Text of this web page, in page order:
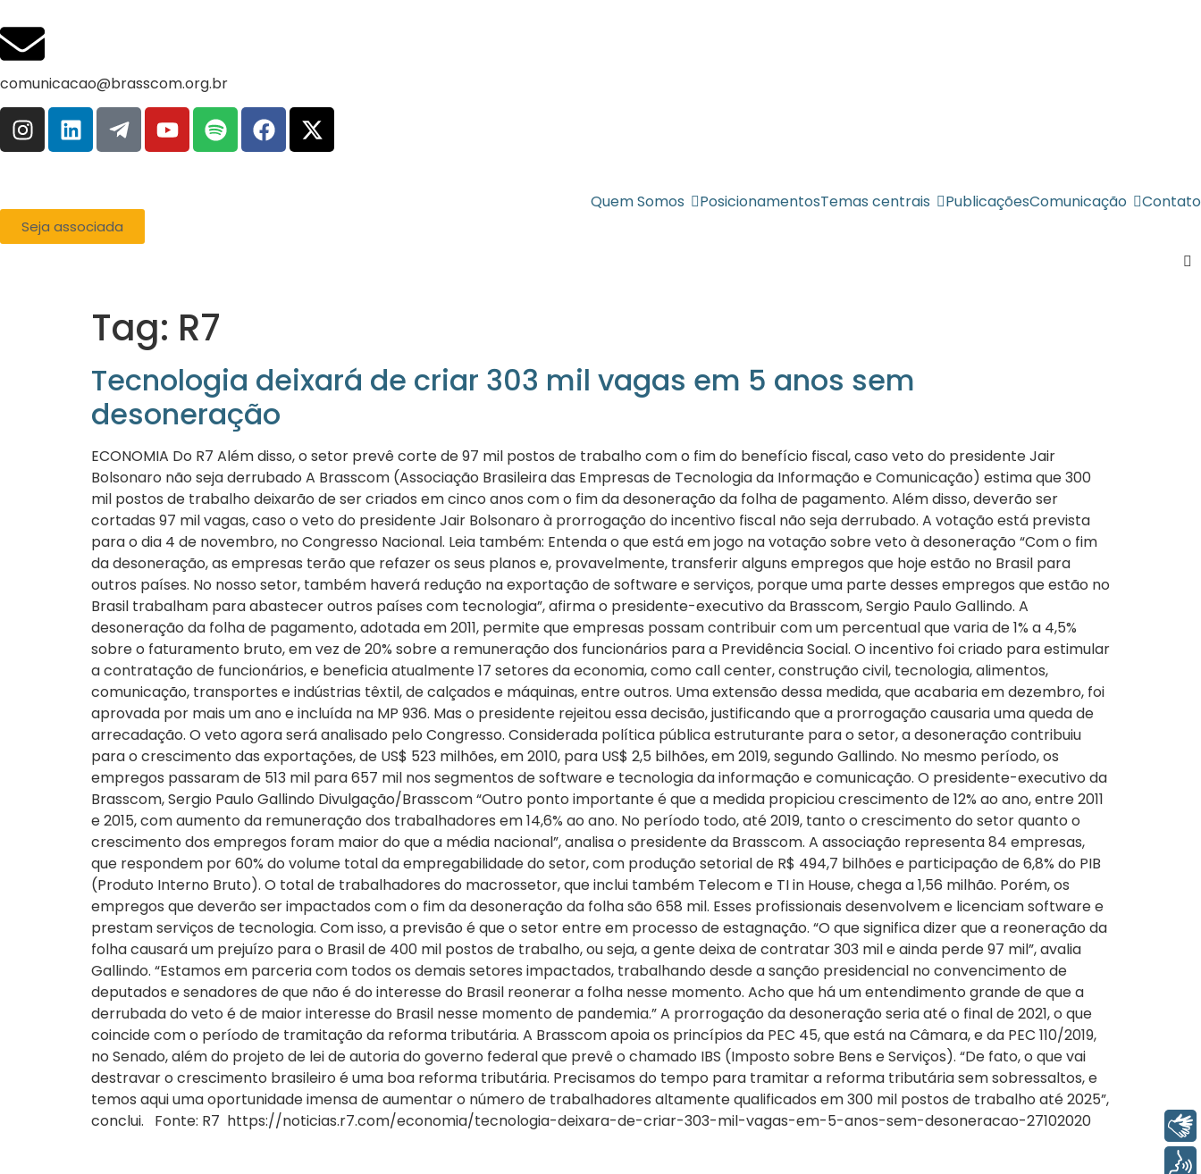
comunicacao@brasscom.org.br
Quem Somos PosicionamentosTemas centrais PublicaçõesComunicação Contato
Seja associada
Tag: R7
Tecnologia deixará de criar 303 mil vagas em 5 anos sem
desoneração
ECONOMIA Do R7 Além disso, o setor prevê corte de 97 mil postos de trabalho com o fim do benefício fiscal, caso veto do presidente Jair
Bolsonaro não seja derrubado A Brasscom (Associação Brasileira das Empresas de Tecnologia da Informação e Comunicação) estima que 300
mil postos de trabalho deixarão de ser criados em cinco anos com o fim da desoneração da folha de pagamento. Além disso, deverão ser
cortadas 97 mil vagas, caso o veto do presidente Jair Bolsonaro à prorrogação do incentivo fiscal não seja derrubado. A votação está prevista
para o dia 4 de novembro, no Congresso Nacional. Leia também: Entenda o que está em jogo na votação sobre veto à desoneração “Com o fim
da desoneração, as empresas terão que refazer os seus planos e, provavelmente, transferir alguns empregos que hoje estão no Brasil para
outros países. No nosso setor, também haverá redução na exportação de software e serviços, porque uma parte desses empregos que estão no
Brasil trabalham para abastecer outros países com tecnologia”, afirma o presidente-executivo da Brasscom, Sergio Paulo Gallindo. A
desoneração da folha de pagamento, adotada em 2011, permite que empresas possam contribuir com um percentual que varia de 1% a 4,5%
sobre o faturamento bruto, em vez de 20% sobre a remuneração dos funcionários para a Previdência Social. O incentivo foi criado para estimular
a contratação de funcionários, e beneficia atualmente 17 setores da economia, como call center, construção civil, tecnologia, alimentos,
comunicação, transportes e indústrias têxtil, de calçados e máquinas, entre outros. Uma extensão dessa medida, que acabaria em dezembro, foi
aprovada por mais um ano e incluída na MP 936. Mas o presidente rejeitou essa decisão, justificando que a prorrogação causaria uma queda de
arrecadação. O veto agora será analisado pelo Congresso. Considerada política pública estruturante para o setor, a desoneração contribuiu
para o crescimento das exportações, de US$ 523 milhões, em 2010, para US$ 2,5 bilhões, em 2019, segundo Gallindo. No mesmo período, os
empregos passaram de 513 mil para 657 mil nos segmentos de software e tecnologia da informação e comunicação. O presidente-executivo da
Brasscom, Sergio Paulo Gallindo Divulgação/Brasscom “Outro ponto importante é que a medida propiciou crescimento de 12% ao ano, entre 2011
e 2015, com aumento da remuneração dos trabalhadores em 14,6% ao ano. No período todo, até 2019, tanto o crescimento do setor quanto o
crescimento dos empregos foram maior do que a média nacional”, analisa o presidente da Brasscom. A associação representa 84 empresas,
que respondem por 60% do volume total da empregabilidade do setor, com produção setorial de R$ 494,7 bilhões e participação de 6,8% do PIB
(Produto Interno Bruto). O total de trabalhadores do macrossetor, que inclui também Telecom e TI in House, chega a 1,56 milhão. Porém, os
empregos que deverão ser impactados com o fim da desoneração da folha são 658 mil. Esses profissionais desenvolvem e licenciam software e
prestam serviços de tecnologia. Com isso, a previsão é que o setor entre em processo de estagnação. “O que significa dizer que a reoneração da
folha causará um prejuízo para o Brasil de 400 mil postos de trabalho, ou seja, a gente deixa de contratar 303 mil e ainda perde 97 mil”, avalia
Gallindo. “Estamos em parceria com todos os demais setores impactados, trabalhando desde a sanção presidencial no convencimento de
deputados e senadores de que não é do interesse do Brasil reonerar a folha nesse momento. Acho que há um entendimento grande de que a
derrubada do veto é de maior interesse do Brasil nesse momento de pandemia.” A prorrogação da desoneração seria até o final de 2021, o que
coincide com o período de tramitação da reforma tributária. A Brasscom apoia os princípios da PEC 45, que está na Câmara, e da PEC 110/2019,
no Senado, além do projeto de lei de autoria do governo federal que prevê o chamado IBS (Imposto sobre Bens e Serviços). “De fato, o que vai
destravar o crescimento brasileiro é uma boa reforma tributária. Precisamos do tempo para tramitar a reforma tributária sem sobressaltos, e
temos aqui uma oportunidade imensa de aumentar o número de trabalhadores altamente qualificados em 300 mil postos de trabalho até 2025”,
conclui. Fonte: R7 https://noticias.r7.com/economia/tecnologia-deixara-de-criar-303-mil-vagas-em-5-anos-sem-desoneracao-27102020